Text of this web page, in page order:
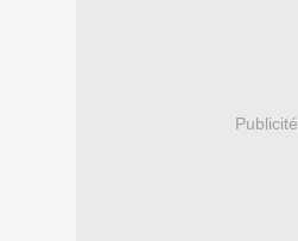
Publicité